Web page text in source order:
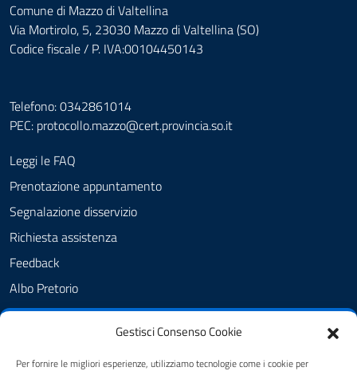
Gestisci Consenso Cookie
Per fornire le migliori esperienze, utilizziamo tecnologie come i cookie per
Comune di Mazzo di Valtellina
Via Mortirolo, 5, 23030 Mazzo di Valtellina (SO)
Codice fiscale / P. IVA:00104450143
Telefono: 0342861014
PEC: protocollo.mazzo@cert.provincia.so.it
Leggi le FAQ
Prenotazione appuntamento
Segnalazione disservizio
Richiesta assistenza
Feedback
Albo Pretorio
Amministrazione trasparente
Note legali